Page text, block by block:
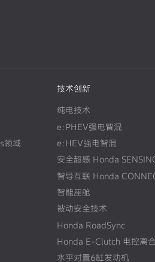
领域
技术创新
纯电技术
e:PHEV强电智混
e:HEV强电智混
安全超感 Honda
智导互联 Honda
智能座舱
被动安全技术
Honda RoadSync
Honda E-Clutch 电控离合
水平对置6缸发动机